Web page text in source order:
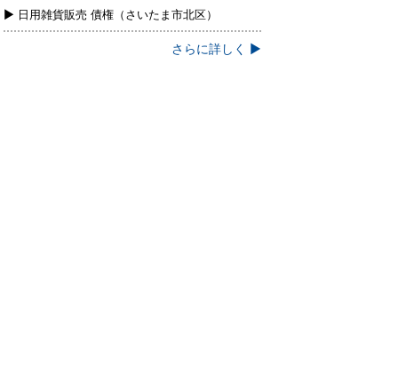
▶ 日用雑貨販売 債権（さいたま市北区）
さらに詳しく ▶